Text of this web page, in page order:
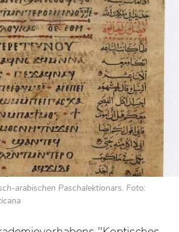
arabischen Paschalektionars. Foto: